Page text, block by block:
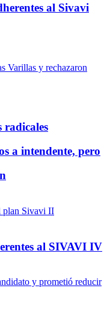
al Sivavi
radicales
a intendente, pero
al SIVAVI IV